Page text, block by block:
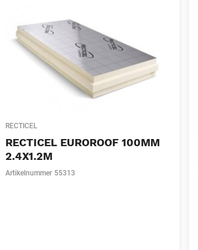
RECTICEL
RECTICEL EUROROOF 100MM
2.4X1.2M
Artikelnummer 55313